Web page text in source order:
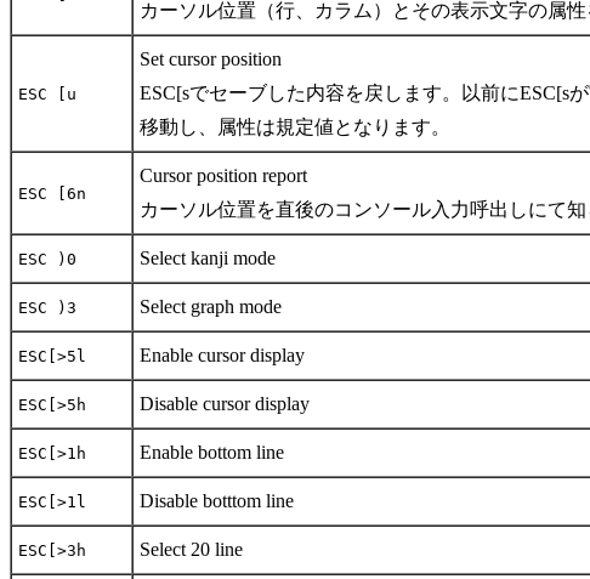
カーソル位置（行、カラム）とその表示文字の属性
ESC [u
Set cursor position
ESC[sでセーブした内容を戻します。以前にESC[s
移動し、属性は規定値となります。
ESC [6n
Cursor position report
カーソル位置を直後のコンソール入力呼出しにて知
ESC )0 Select kanji mode
ESC )3 Select graph mode
ESC[>5l Enable cursor display
ESC[>5h Disable cursor display
ESC[>1h Enable bottom line
ESC[>1l Disable botttom line
ESC[>3h Select 20 line